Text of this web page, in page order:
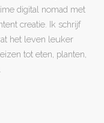
digital nomad met
creatie. Ik schrijf
het leven leuker
tot eten, planten,